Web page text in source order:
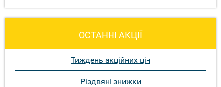
ОСТАННІ АКЦІЇ
Тиждень акційних цін
Різдвяні знижки